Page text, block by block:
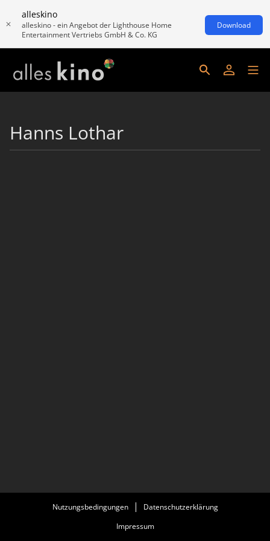
alleskino
alleskino - ein Angebot der Lighthouse Home
Entertainment Vertriebs GmbH & Co. KG
Download
Hanns Lothar
Nutzungsbedingungen
Datenschutzerklärung
Impressum